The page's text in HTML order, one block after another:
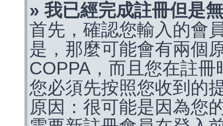
» 我已經完成註冊但是
首先，確認您輸入的會
是，那麼可能會有兩個
COPPA，而且您在註
您必須先按照您收到的
原因：很可能是因為您